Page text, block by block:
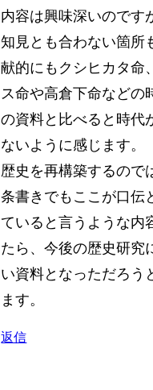
内容は興味深いのです
知見とも合わない箇所
献的にもクシヒカタ命
ス命や高倉下命などの
の資料と比べると時代
ないように感じます。
歴史を再構築するので
条書きでもここが口伝
ていると言うような内
たら、今後の歴史研究
い資料となっただろう
ます。
返信